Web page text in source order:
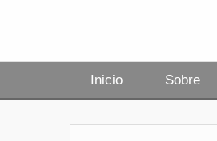
Inicio Sobre